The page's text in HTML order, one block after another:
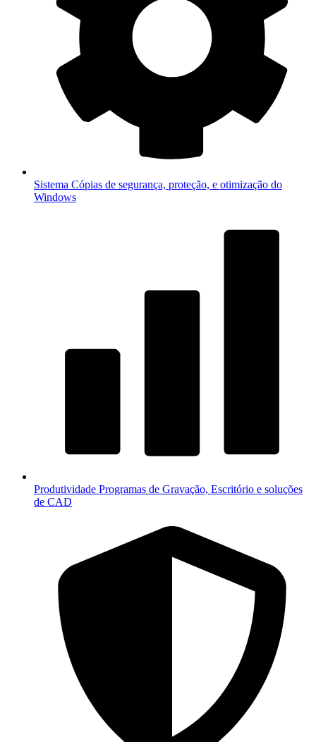
Sistema Cópias de segurança, proteção, e otimização do
Windows
Produtividade Programas de Gravação, Escritório e soluções
de CAD